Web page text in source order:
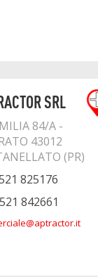
SRL
84/A -
43012
(PR)
825176
842661